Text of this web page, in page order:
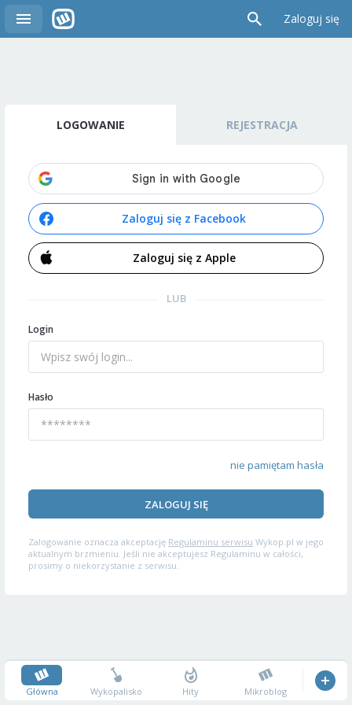
Zaloguj się
LOGOWANIE REJESTRACJA
Zaloguj się z Facebook
Zaloguj się z Apple
LUB
Login
Hasło
nie pamiętam hasła
ZALOGUJ SIĘ
Zalogowanie oznacza akceptację Regulaminu serwisu Wykop.pl w jego
aktualnym brzmieniu. Jeśli nie akceptujesz Regulaminu w całości,
prosimy o niekorzystanie z serwisu.
Główna Wykopalisko Hity Mikroblog